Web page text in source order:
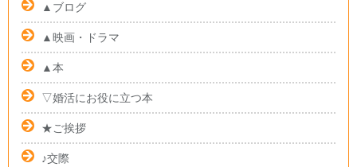
▲ブログ
▲映画・ドラマ
▲本
▽婚活にお役に立つ本
★ご挨拶
♪交際